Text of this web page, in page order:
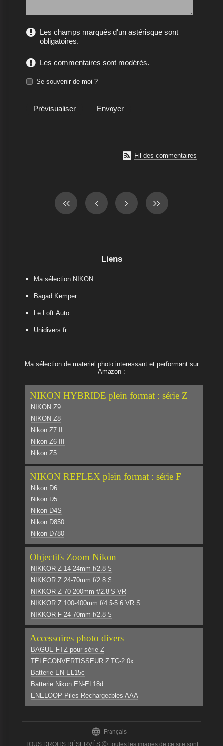
Les champs marqués d'un astérisque sont
obligatoires.
Les commentaires sont modérés.
Se souvenir de moi ?
 Fil des commentaires
Liens
Ma sélection NIKON
Bagad Kemper
Le Loft Auto
Unidivers.fr
Ma sélection de materiel photo interessant et performant sur
Amazon :
NIKON HYBRIDE plein format : série Z
NIKON Z9
NIKON Z8
Nikon Z7 II
Nikon Z6 III
Nikon Z5
NIKON REFLEX plein format : série F
Nikon D6
Nikon D5
Nikon D4S
Nikon D850
Nikon D780
Objectifs Zoom Nikon
NIKKOR Z 14-24mm f/2.8 S
NIKKOR Z 24-70mm f/2.8 S
NIKKOR Z 70-200mm f/2.8 S VR
NIKKOR Z 100-400mm f/4.5-5.6 VR S
NIKKOR F 24-70mm f/2.8 S
Accessoires photo divers
BAGUE FTZ pour série Z
TÉLÉCONVERTISSEUR Z TC-2.0x
Batterie EN-EL15c
Batterie Nikon EN-EL18d
ENELOOP Piles Rechargeables AAA
 Français
TOUS DROITS RÉSERVÉS Ⓒ Toutes les images de ce site sont